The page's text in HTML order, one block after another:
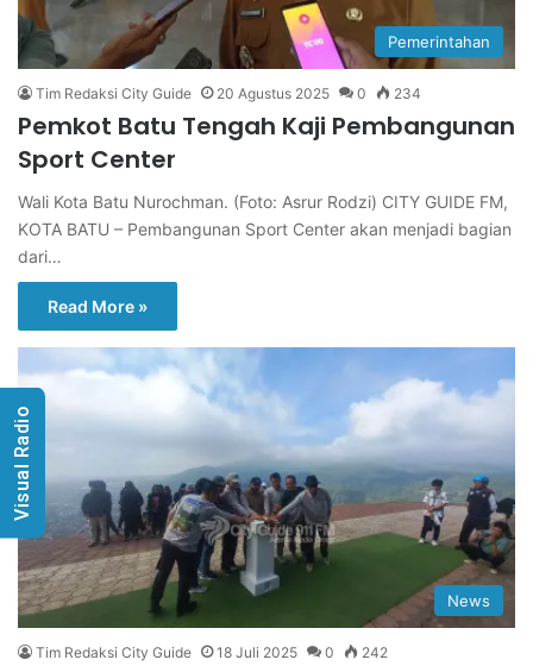
Pemerintahan
Tim Redaksi City Guide 20 Agustus 2025 0 234
Pemkot Batu Tengah Kaji Pembangunan
Sport Center
Wali Kota Batu Nurochman. (Foto: Asrur Rodzi) CITY GUIDE FM,
KOTA BATU – Pembangunan Sport Center akan menjadi bagian
dari…
Read More »
News
Tim Redaksi City Guide 18 Juli 2025 0 242
Visual Radio